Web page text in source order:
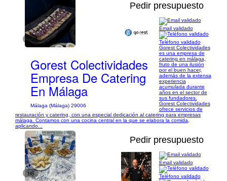
1/27
Pedir presupuesto
Gorest Colectividades
Empresa De Catering
En Málaga
Málaga (Málaga) 29006
Email validado
Teléfono validado
Gorest Colectividades
es una empresa de
catering en málaga,
fruto de una ilusión
por el buen hacer,
además de la extensa
experiencia
acumulada durante
años en el sector de
sus fundadores.
Gorest Colectividades
ofrece servicios de
restauración y catering, con una especial dedicación al catering para empresas
málaga. Contamos con una cocina central en la que se elabora la comida,
aplicando...
1/8
Pedir presupuesto
Email validado
Teléfono validado